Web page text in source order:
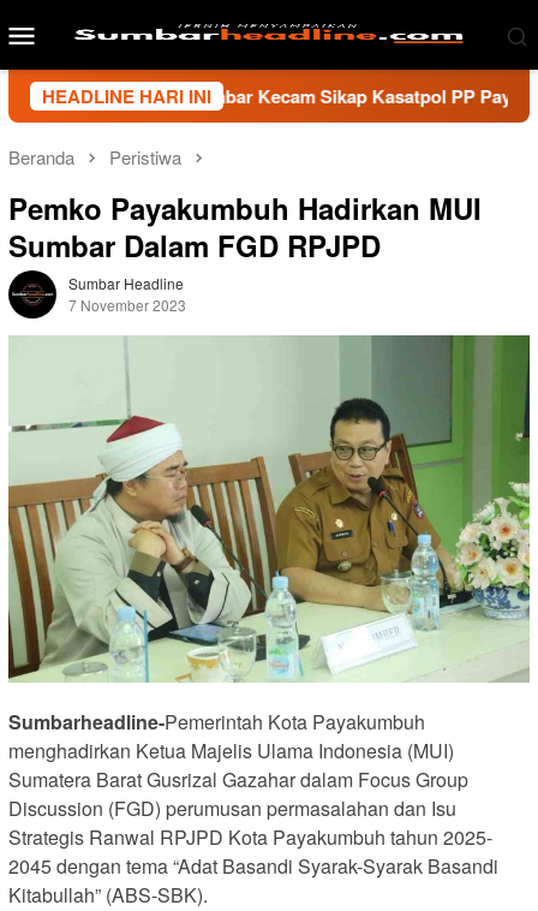
ke
Menu
Mobile
HEADLINE HARI INI
Sumbar Kecam Sikap Kasatpol PP Payakumbuh,
Beranda Peristiwa
Pemko Payakumbuh Hadirkan MUI
Sumbar Dalam FGD RPJPD
Sumbar Headline
7 November 2023
Sumbarheadline-Pemerintah Kota Payakumbuh
menghadirkan Ketua Majelis Ulama Indonesia (MUI)
Sumatera Barat Gusrizal Gazahar dalam Focus Group
Discussion (FGD) perumusan permasalahan dan Isu
Strategis Ranwal RPJPD Kota Payakumbuh tahun 2025-
2045 dengan tema “Adat Basandi Syarak-Syarak Basandi
Kitabullah” (ABS-SBK).